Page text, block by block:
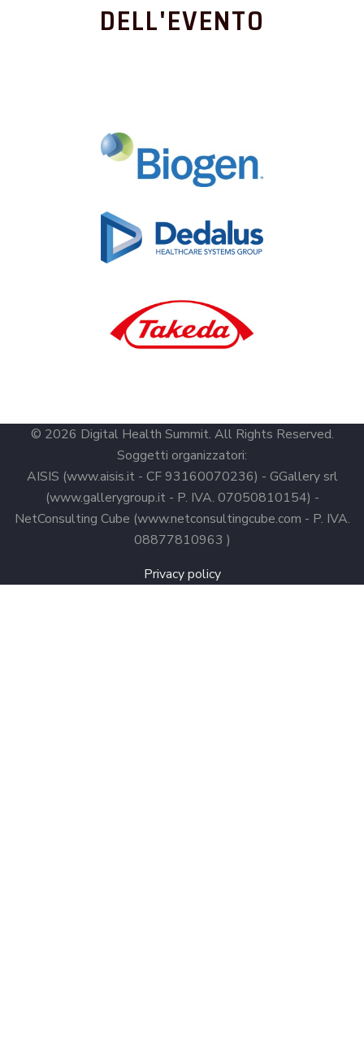
DELL'EVENTO
© 2026 Digital Health Summit. All Rights Reserved.
Soggetti organizzatori:
AISIS (www.aisis.it - CF 93160070236) - GGallery srl
(www.gallerygroup.it - P. IVA. 07050810154) -
NetConsulting Cube (www.netconsultingcube.com - P. IVA.
08877810963 )
Privacy policy